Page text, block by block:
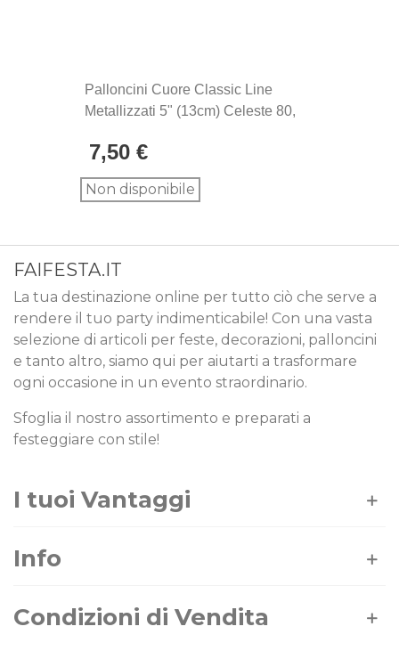
Palloncini Cuore Classic Line
Metallizzati 5" (13cm) Celeste 80,
7,50 €
Non disponibile
FAIFESTA.IT
La tua destinazione online per tutto ciò che serve a
rendere il tuo party indimenticabile! Con una vasta
selezione di articoli per feste, decorazioni, palloncini
e tanto altro, siamo qui per aiutarti a trasformare
ogni occasione in un evento straordinario.
Sfoglia il nostro assortimento e preparati a
festeggiare con stile!
I tuoi Vantaggi
Info
Condizioni di Vendita